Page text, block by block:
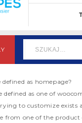
as homepage?
as one of
to customize exists
from one of the